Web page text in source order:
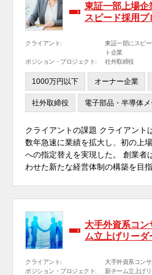
東証一部上場
スピード採用プ
クライアント:
東証一部にスピ
ト企業
ポジション・プロジェクト:
社外取締役
1000万円以下 オーナー企業
社外取締役 電子部品・半導体
クライアントの課題 クライアント
数年急速に業績を拡大し、初の上
への指定替えを実現した。 創業者
わせた新たな経営体制の構築を目
大手外資系コ
ム立上げリーダ
クライアント:
大手外資系コン
ポジション・プロジェクト:
新チーム立上げリ